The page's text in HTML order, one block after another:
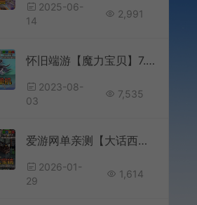
2025-06-
14
2,991
怀旧端游【魔力宝贝】7.5内挂自动战斗双客户端内置GM可刷物品道具宠物等级属性金币
2023-08-
03
7,535
爱游网单亲测【大话西游单机版】最新整理集物玄宝端 带一键多开 助战 配套攻略GM充值物品后台 八十一难 虚拟机一键端视频安装教学
2026-01-
29
1,614